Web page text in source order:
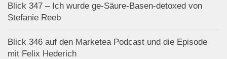
Blick 347 – Ich wurde ge-Säure-Basen-detoxed von
Stefanie Reeb
Blick 346 auf den Marketea Podcast und die Episode
mit Felix Hederich